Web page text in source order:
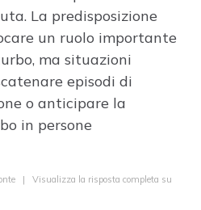
La predisposizione
un ruolo importante
ma situazioni
episodi di
o anticipare la
in persone
| Visualizza la risposta completa su